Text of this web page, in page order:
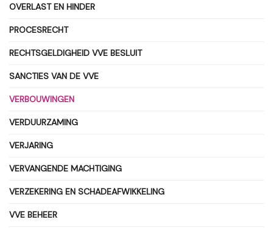
OVERLAST EN HINDER
PROCESRECHT
RECHTSGELDIGHEID VVE BESLUIT
SANCTIES VAN DE VVE
VERBOUWINGEN
VERDUURZAMING
VERJARING
VERVANGENDE MACHTIGING
VERZEKERING EN SCHADEAFWIKKELING
VVE BEHEER